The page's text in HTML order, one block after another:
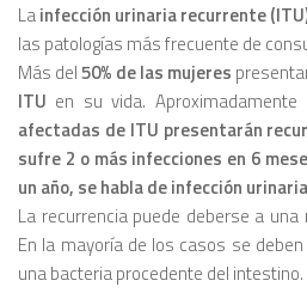
Lainfección urinaria recurrente
las patologías más frecuente de
Más del50% de las mujeres
ITU en su vida. Aproximadamente
afectadas de ITU presentarán
sufre 2 o más infecciones en 6
un año, se habla de infección
La recurrencia puede deberse a
En la mayoría de los casos se
una bacteria procedente del intestino.